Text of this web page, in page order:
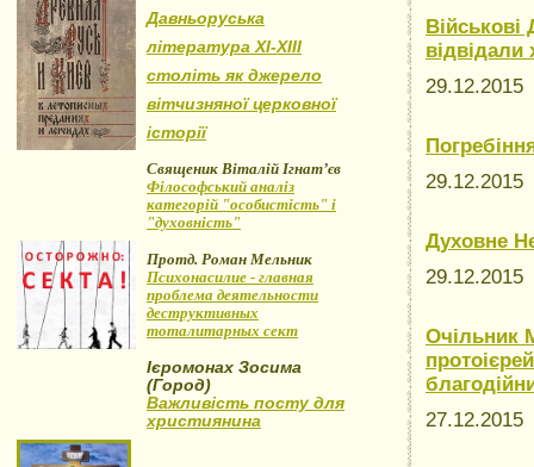
Давньоруська
література XI-XIII
століть як джерело
вітчизняної церковної
історії
Священик Віталій Ігнат’єв
Філософський аналіз
категорій "особистість" і
"духовність"
Протд. Роман Мельник
Психонасилие - главная
проблема деятельности
деструктивных
тоталитарных сект
Ієромонах Зосима
(Город)
Важливість посту для
християнина
29.12.2015
29.12.2015
Духовне
29.12.2015
Очільник
27.12.2015